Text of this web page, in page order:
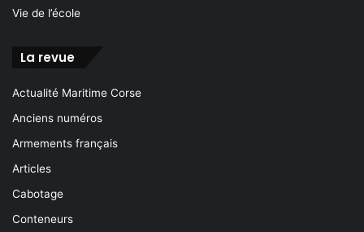
Vie de l’école
La revue
Actualité Maritime Corse
Anciens numéros
Armements français
Articles
Cabotage
Conteneurs